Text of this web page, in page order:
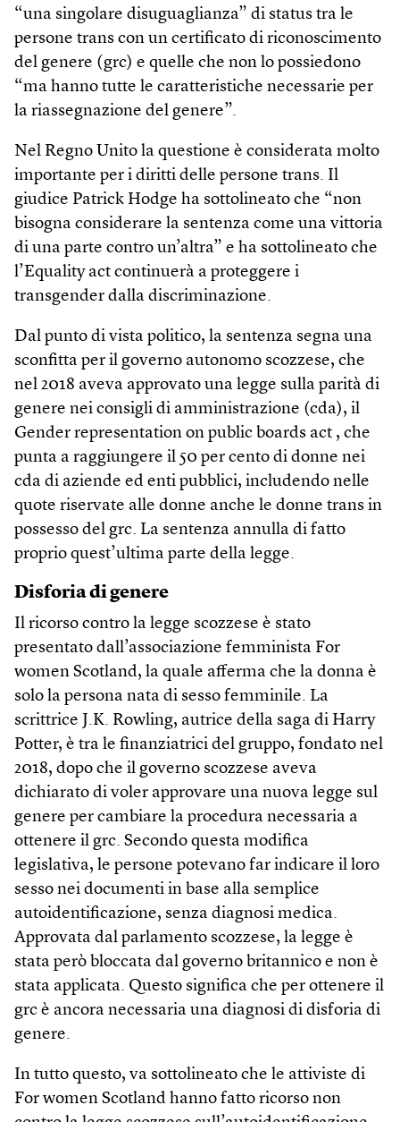
“una singolare disuguaglianza” di status tra le
persone trans con un certificato di riconoscimento
del genere (grc) e quelle che non lo possiedono
“ma hanno tutte le caratteristiche necessarie per
la riassegnazione del genere”.
Nel Regno Unito la questione è considerata molto
importante per i diritti delle persone trans. Il
giudice Patrick Hodge ha sottolineato che “non
bisogna considerare la sentenza come una vittoria
di una parte contro un’altra” e ha sottolineato che
l’Equality act continuerà a proteggere i
transgender dalla discriminazione.
Dal punto di vista politico, la sentenza segna una
sconfitta per il governo autonomo scozzese, che
nel 2018 aveva approvato una legge sulla parità di
genere nei consigli di amministrazione (cda), il
Gender representation on public boards act , che
punta a raggiungere il 50 per cento di donne nei
cda di aziende ed enti pubblici, includendo nelle
quote riservate alle donne anche le donne trans in
possesso del grc. La sentenza annulla di fatto
proprio quest’ultima parte della legge.
Disforia di genere
Il ricorso contro la legge scozzese è stato
presentato dall’associazione femminista For
women Scotland, la quale afferma che la donna è
solo la persona nata di sesso femminile. La
scrittrice J.K. Rowling, autrice della saga di Harry
Potter, è tra le finanziatrici del gruppo, fondato nel
2018, dopo che il governo scozzese aveva
dichiarato di voler approvare una nuova legge sul
genere per cambiare la procedura necessaria a
ottenere il grc. Secondo questa modifica
legislativa, le persone potevano far indicare il loro
sesso nei documenti in base alla semplice
autoidentificazione, senza diagnosi medica.
Approvata dal parlamento scozzese, la legge è
stata però bloccata dal governo britannico e non è
stata applicata. Questo significa che per ottenere il
grc è ancora necessaria una diagnosi di disforia di
genere.
In tutto questo, va sottolineato che le attiviste di
For women Scotland hanno fatto ricorso non